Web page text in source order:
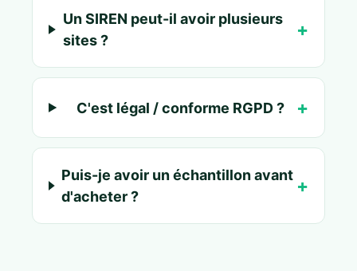
Un SIREN peut-il avoir plusieurs
sites ?
C'est légal / conforme RGPD ?
Puis-je avoir un échantillon avant
d'acheter ?